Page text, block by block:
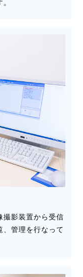
撮影装置から受信
、管理を行なって